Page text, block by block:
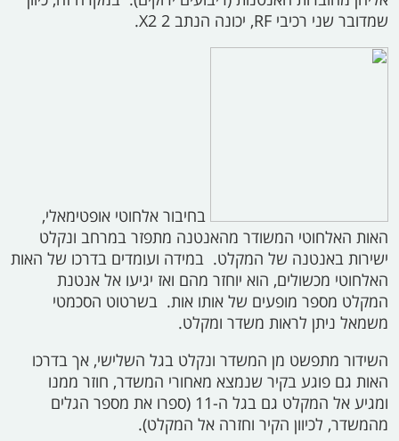
שמדובר שני רכיבי RF, יכונה הנתב 2 X2.
בחיבור אלחוטי אופטימאלי,
האות האלחוטי המשודר מהאנטנה מתפזר במרחב ונקלט
ישירות באנטנה של המקלט. במידה ועומדים בדרכו של האות
האלחוטי מכשולים, הוא יוחזר מהם ואז יגיעו אל אנטנת
המקלט מספר מופעים של אותו אות. בשרטוט הסכמטי
משמאל ניתן לראות משדר ומקלט.
השידור מתפשט מן המשדר ונקלט בגל השלישי, אך בדרכו
האות גם פוגע בקיר שנמצא מאחורי המשדר, חוזר ממנו
ומגיע אל המקלט גם בגל ה-11 (ספרו את מספר הגלים
מהמשדר, לכיוון הקיר וחזרה אל המקלט).